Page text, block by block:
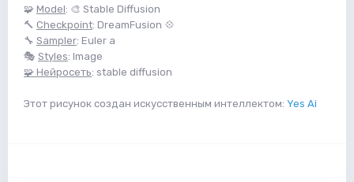
🧩 Model: 🎨 Stable Diffusion
🔨 Checkpoint: DreamFusion 💠
🔧 Sampler: Euler a
🎭 Styles: Image
🧩 Нейросеть: stable diffusion
Этот рисунок создан искусственным интеллектом: Yes Ai